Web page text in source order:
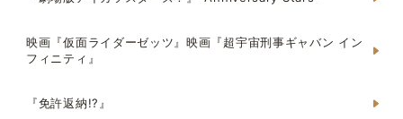
映画『仮面ライダーゼッツ』映画『超宇宙刑事ギャバン イン
フィニティ』
『免許返納!?』